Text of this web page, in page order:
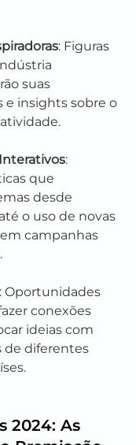
: Figuras
suas
e insights sobre o
:
que
desde
o uso de novas
campanhas
: Oportunidades
conexões
ideias com
de diferentes
2024: As